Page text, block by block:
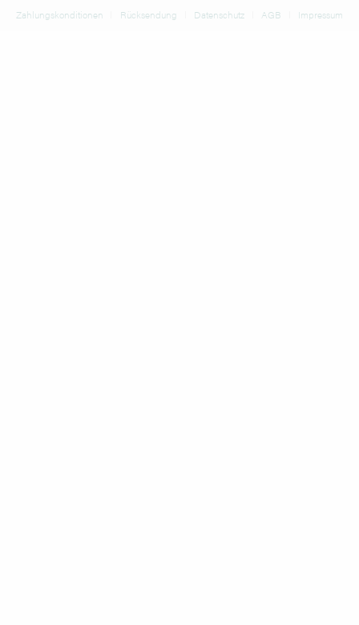
Zahlungskonditionen Rücksendung Datenschutz AGB Impressum